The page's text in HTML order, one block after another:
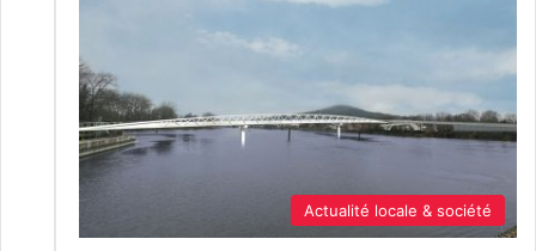
Actualité locale & société